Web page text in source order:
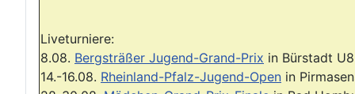
Liveturniere:
8.08. Bergsträßer Jugend-Grand-Prix in Bürstadt
14.-16.08. Rheinland-Pfalz-Jugend-Open in